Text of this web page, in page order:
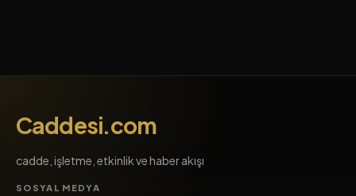
Caddesi.com
cadde, işletme, etkinlik ve haber akışı
SOSYAL MEDYA